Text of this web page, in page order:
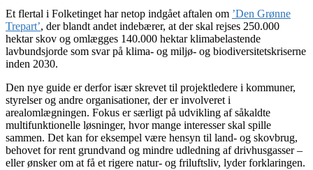
Et flertal i Folketinget har netop indgået aftalen om ’Den Grønne
Trepart’, der blandt andet indebærer, at der skal rejses 250.000
hektar skov og omlægges 140.000 hektar klimabelastende
lavbundsjorde som svar på klima- og miljø- og biodiversitetskriserne
inden 2030.
Den nye guide er derfor især skrevet til projektledere i kommuner,
styrelser og andre organisationer, der er involveret i
arealomlægningen. Fokus er særligt på udvikling af såkaldte
multifunktionelle løsninger, hvor mange interesser skal spille
sammen. Det kan for eksempel være hensyn til land- og skovbrug,
behovet for rent grundvand og mindre udledning af drivhusgasser –
eller ønsker om at få et rigere natur- og friluftsliv, lyder forklaringen.